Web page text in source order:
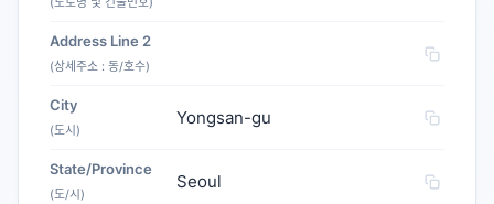
Address Line 2
(상세주소 : 동/호수)
City
(도시)
Yongsan-gu
State/Province
(도/시)
Seoul